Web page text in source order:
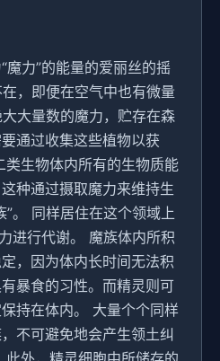
魔力”的能量的爱丽丝的摇
，即便在空气中也有微量
大量数的魔力，贮存在森
通过收集这些植物以获
生物体内所有的生物质能
种通过摄取魔力来维持生
”。 同样居住在这个领域上
进行代谢。 魔族体内所积
，因为体内长时间无法积
暴食的习性。而精灵则可
持在体内。 大量个个同样
不可避免地会产生领土纠